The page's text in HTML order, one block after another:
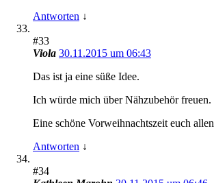
Antworten ↓
#33
Viola 30.11.2015 um 06:43
Das ist ja eine süße Idee.
Ich würde mich über Nähzubehör freuen.
Eine schöne Vorweihnachtszeit euch allen
Antworten ↓
#34